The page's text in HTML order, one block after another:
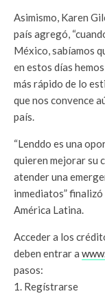
Asimismo, Karen
país agregó,
México, sabíamos
en estos días
más rápido de lo
que nos convence
país.
“Lenddo es una
quieren mejorar su
atender una
inmediatos”
América Latina.
Acceder a los
deben entrar a
pasos:
1. Regístrarse